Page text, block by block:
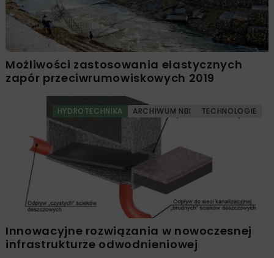
Możliwości zastosowania elastycznych
zapór przeciwrumowiskowych 2019
HYDROTECHNIKA ARCHIWUM NBI TECHNOLOGIE
Innowacyjne rozwiązania w nowoczesnej
infrastrukturze odwodnieniowej